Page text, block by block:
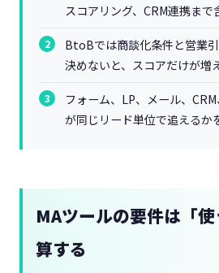
スコアリング、CRM連携まで
BtoBでは商談化条件と営業
決めないと、スコアだけが増
フォーム、LP、メール、
が同じリード単位で追えるか
MAツールの要件は「
算する